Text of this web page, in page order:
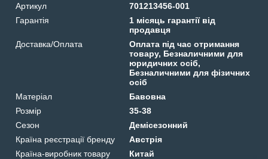
Артикул
701213456-001
Гарантія
1 місяць гарантії від
продавця
Доставка/Оплата
Оплата під час отримання
товару, Безналичними для
юридичних осіб,
Безналичними для фізичних
осіб
Матеріал
Бавовна
Розмір
35-38
Сезон
Демісезонний
Країна реєстрації бренду
Австрія
Країна-виробник товару
Китай